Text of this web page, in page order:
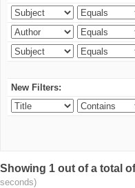
New Filters:
Showing 1 out of a total
seconds)